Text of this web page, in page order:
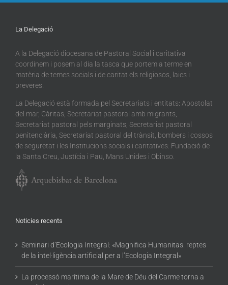
La Delegació
A la Delegació diocesana de Pastoral Social i caritativa
coordinem i posem al dia la tasca que portem a terme en
matèria de temes socials i de caritat els religiosos, laics i
preveres.
La Delegació està formada pel Secretariats i entitats: Apostolat
del mar, Càritas, Secretariat pastoral amb migrants,
Secretariat pastoral pels marginats, Secretariat pastoral
penitenciària, Secretariat pastoral del trànsit, bombers i cossos
de seguretat i les Institucions socials i caritatives: Fundació de
la Santa Creu, Justícia i Pau, Mans Unides i Obinso.
Noticies recents
Seminari d’Ecologia Integral: «Magnifica Humanitas: reptes
de la intel·ligència artificial per a l’Ecologia Integral»
La processó marítima de la Mare de Déu del Carme torna a